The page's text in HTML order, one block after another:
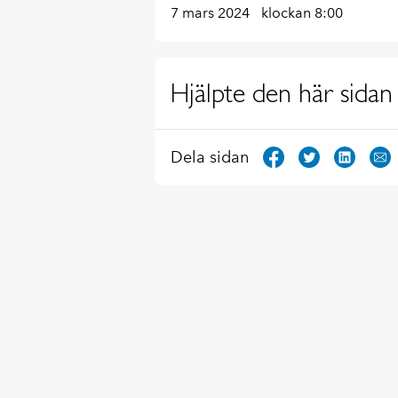
7 mars 2024 klockan 8:00
Hjälpte den här sidan
Dela sidan